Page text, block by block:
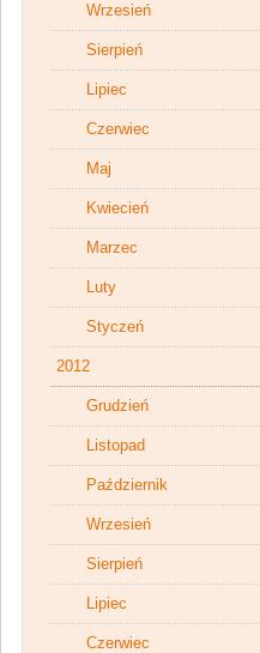
Wrzesień
Sierpień
Lipiec
Czerwiec
Maj
Kwiecień
Marzec
Luty
Styczeń
2012
Grudzień
Listopad
Październik
Wrzesień
Sierpień
Lipiec
Czerwiec